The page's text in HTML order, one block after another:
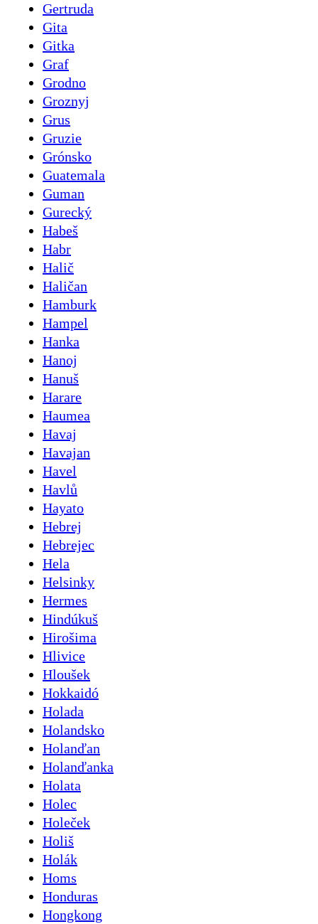
Gertruda
Gita
Gitka
Graf
Grodno
Groznyj
Grus
Gruzie
Grónsko
Guatemala
Guman
Gurecký
Habeš
Habr
Halič
Haličan
Hamburk
Hampel
Hanka
Hanoj
Hanuš
Harare
Haumea
Havaj
Havajan
Havel
Havlů
Hayato
Hebrej
Hebrejec
Hela
Helsinky
Hermes
Hindúkuš
Hirošima
Hlivice
Hloušek
Hokkaidó
Holada
Holandsko
Holanďan
Holanďanka
Holata
Holec
Holeček
Holiš
Holák
Homs
Honduras
Hongkong